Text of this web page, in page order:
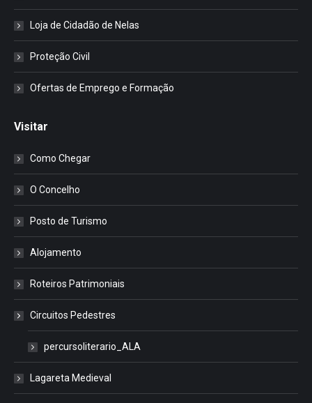
Loja de Cidadão de Nelas
Proteção Civil
Ofertas de Emprego e Formação
Visitar
Como Chegar
O Concelho
Posto de Turismo
Alojamento
Roteiros Patrimoniais
Circuitos Pedestres
percursoliterario_ALA
Lagareta Medieval